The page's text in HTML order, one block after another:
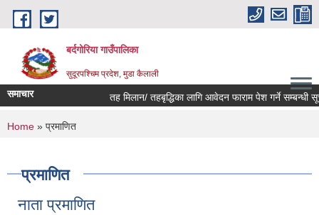
Skip to main content
बर्दगोरिया गाउँपालिका
सुदूरपश्चिम प्रदेश, मुडा कैलाली
समाचार तह मिलान/ तहबृद्धिका लागि आवेदन फाराम पेश गर्ने सम्बन्धी
You are here
Home » प्रमाणित
प्रमाणित
नाता प्रमाणित